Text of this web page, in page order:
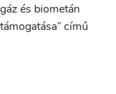
és biometán
című